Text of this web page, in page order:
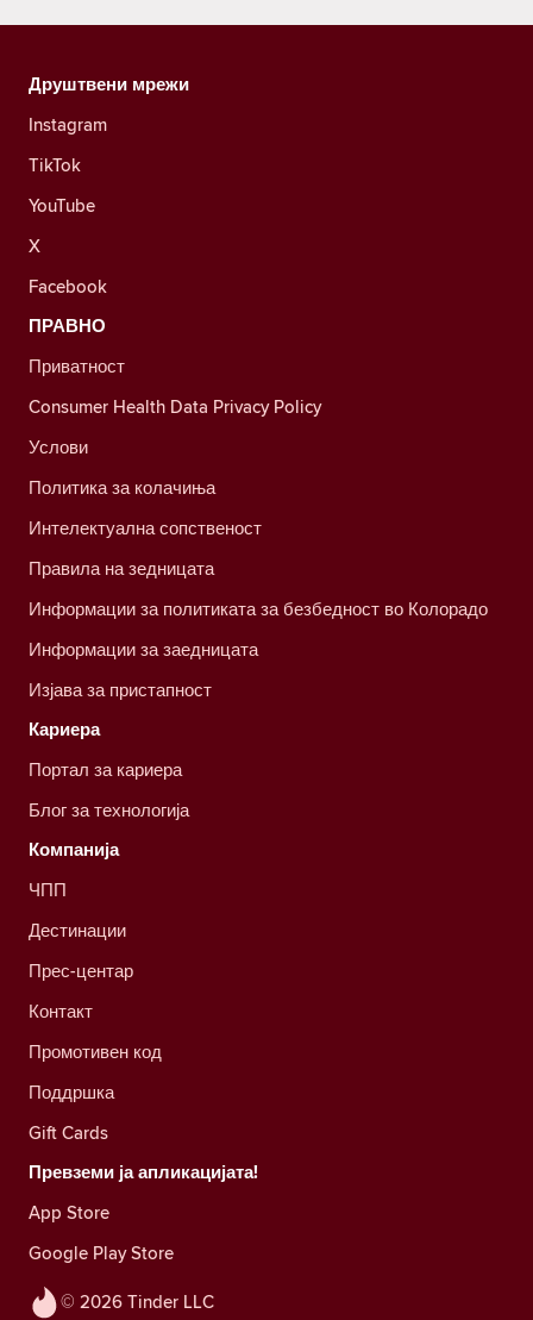
© 2026 Tinder LLC
Друштвени мрежи
Instagram
TikTok
YouTube
X
Facebook
ПРАВНО
Приватност
Consumer Health Data Privacy Policy
Услови
Политика за колачиња
Интелектуална сопственост
Правила на зедницата
Информации за политиката за безбедност во Колорадо
Информации за заедницата
Изјава за пристапност
Кариера
Портал за кариера
Блог за технологија
Компанија
ЧПП
Дестинации
Прес-центар
Контакт
Промотивен код
Поддршка
Gift Cards
Превземи ја апликацијата!
App Store
Google Play Store